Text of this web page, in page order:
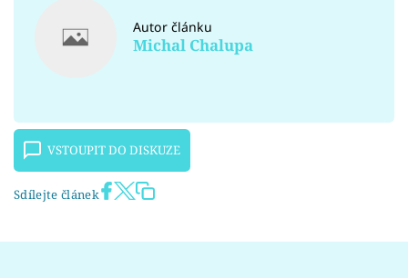
Autor článku
Michal Chalupa
VSTOUPIT DO DISKUZE
Sdílejte článek